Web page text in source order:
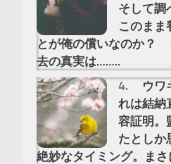
そして
このまま
とが俺の償いなのか
去の真実は……..
ウワ
れは結納
容証明。
たとしか
絶妙なタイミング。ま